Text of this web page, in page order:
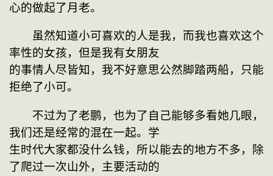
心的做起了月老。
虽然知道小可喜欢的人是我，而我也喜欢这个
率性的女孩，但是我有女朋友
的事情人尽皆知，我不好意思公然脚踏两船，只能
拒绝了小可。
不过为了老鹏，也为了自己能够多看她几眼，
我们还是经常的混在一起。学
生时代大家都没什么钱，所以能去的地方不多，除
了爬过一次山外，主要活动的